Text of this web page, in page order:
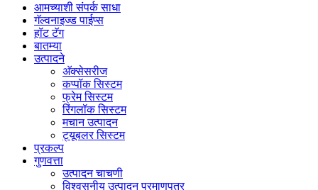
आमच्याशी संपर्क साधा
गॅल्वनाइज्ड पाईप्स
हॉट टॅग
बातम्या
उत्पादने
अ‍ॅक्सेसरीज
कप्पॉक सिस्टम
फ्रेम सिस्टम
रिंगलॉक सिस्टम
मचान उत्पादन
ट्यूबलर सिस्टम
प्रकल्प
गुणवत्ता
उत्पादन चाचणी
विश्वसनीय उत्पादन प्रमाणपत्र